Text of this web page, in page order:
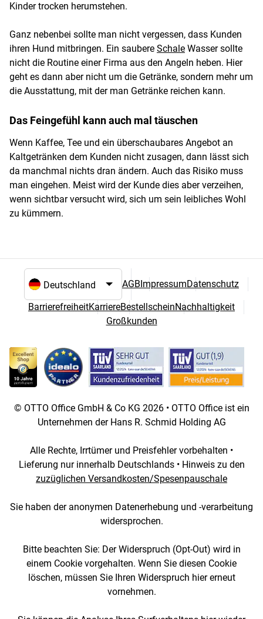
Kinder trocken herumstehen.
Ganz nebenbei sollte man nicht vergessen, dass Kunden
ihren Hund mitbringen. Ein saubere Schale Wasser sollte
nicht die Routine einer Firma aus den Angeln heben. Hier
geht es dann aber nicht um die Getränke, sondern mehr um
die Ausstattung, mit der man Getränke reichen kann.
Das Feingefühl kann auch mal täuschen
Wenn Kaffee, Tee und ein überschaubares Angebot an
Kaltgetränken dem Kunden nicht zusagen, dann lässt sich
da manchmal nichts dran ändern. Auch das Risiko muss
man eingehen. Meist wird der Kunde dies aber verzeihen,
wenn sichtbar versucht wird, sich um sein leibliches Wohl
zu kümmern.
Sprach- und Landesauswahl
AGBImpressumDatenschutz
BarrierefreiheitKarriereBestellscheinNachhaltigkeit
Großkunden
© OTTO Office GmbH & Co KG 2026 • OTTO Office ist ein
Unternehmen der Hans R. Schmid Holding AG
Alle Rechte, Irrtümer und Preisfehler vorbehalten •
Lieferung nur innerhalb Deutschlands • Hinweis zu den
zuzüglichen Versandkosten/Spesenpauschale
Sie haben der anonymen Datenerhebung und -verarbeitung
widersprochen.
Bitte beachten Sie: Der Widerspruch (Opt-Out) wird in
einem Cookie vorgehalten. Wenn Sie diesen Cookie
löschen, müssen Sie Ihren Widerspruch hier erneut
vornehmen.